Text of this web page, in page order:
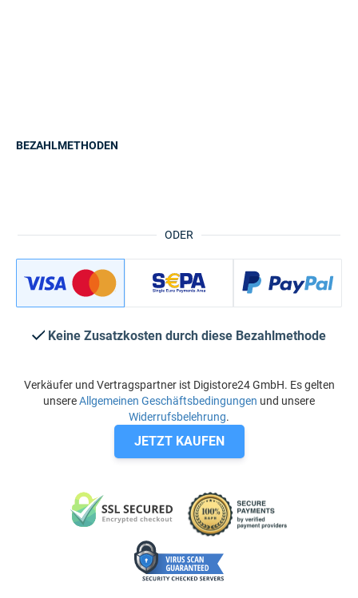
ODER
BEZAHLMETHODEN
Keine Zusatzkosten durch diese Bezahlmethode
Verkäufer und Vertragspartner ist Digistore24 GmbH. Es gelten
unsereAllgemeinen Geschäftsbedingungen und unsere
Widerrufsbelehrung.
JETZT KAUFEN